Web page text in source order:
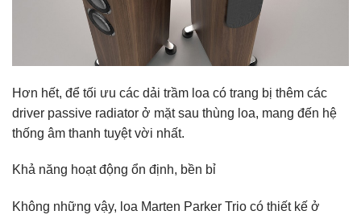
Hơn hết, để tối ưu các dải trầm loa có trang bị thêm các
driver passive radiator ở mặt sau thùng loa, mang đến hệ
thống âm thanh tuyệt vời nhất.
Khả năng hoạt động ổn định, bền bỉ
Không những vậy, loa Marten Parker Trio có thiết kế ở